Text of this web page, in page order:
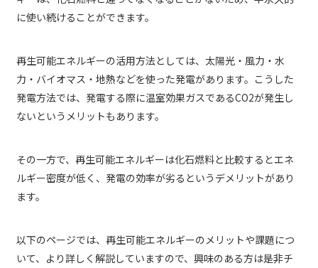
に使い続けることができます。
再生可能エネルギーの活用方法としては、太陽光・風力・水
力・バイオマス・地熱などを使った発電があります。こうした
発電方法では、発電する際に温室効果ガスであるCO2が発生し
ないというメリットもあります。
その一方で、再生可能エネルギーは化石燃料と比較するとエネ
ルギー密度が低く、発電の効率が劣るというデメリットがあり
ます。
以下のページでは、再生可能エネルギーのメリットや課題につ
いて、より詳しく解説していますので、興味のある方は是非チ